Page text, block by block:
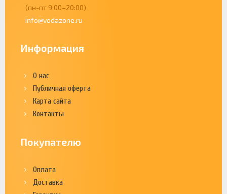
(пн-пт 9:00–20:00)
info@vodazone.ru
Информация
О нас
Публичная оферта
Карта сайта
Контакты
Покупателю
Оплата
Доставка